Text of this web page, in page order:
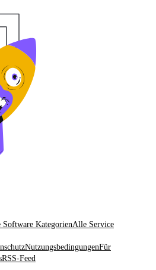
Software KategorienAlle Service
NutzungsbedingungenFür
RSS-Feed